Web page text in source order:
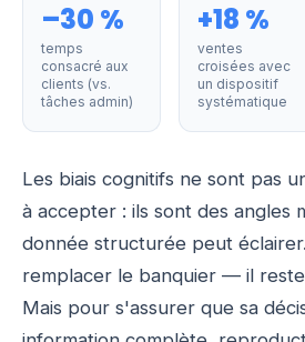
–30 %
temps
consacré aux
clients (vs.
tâches admin)
+18 %
ventes
croisées avec
un dispositif
systématique
Les biais cognitifs ne sont pas
à accepter : ils sont des angles
donnée structurée peut
remplacer le banquier — il
Mais pour s'assurer que sa